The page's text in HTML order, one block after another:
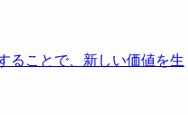
ることで、新しい価値を生